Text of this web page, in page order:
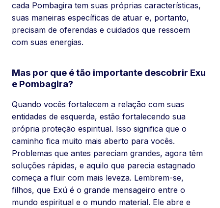
cada Pombagira tem suas próprias características,
suas maneiras específicas de atuar e, portanto,
precisam de oferendas e cuidados que ressoem
com suas energias.
Mas por que é tão importante descobrir Exu
e Pombagira?
Quando vocês fortalecem a relação com suas
entidades de esquerda, estão fortalecendo sua
própria proteção espiritual. Isso significa que o
caminho fica muito mais aberto para vocês.
Problemas que antes pareciam grandes, agora têm
soluções rápidas, e aquilo que parecia estagnado
começa a fluir com mais leveza. Lembrem-se,
filhos, que Exú é o grande mensageiro entre o
mundo espiritual e o mundo material. Ele abre e